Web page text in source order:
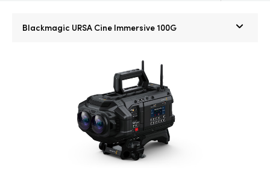
Blackmagic URSA Cine Immersive 100G